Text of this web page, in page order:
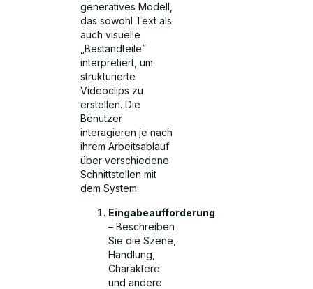
generatives Modell,
das sowohl Text als
auch visuelle
„Bestandteile”
interpretiert, um
strukturierte
Videoclips zu
erstellen. Die
Benutzer
interagieren je nach
ihrem Arbeitsablauf
über verschiedene
Schnittstellen mit
dem System:
Eingabeaufforderung
– Beschreiben
Sie die Szene,
Handlung,
Charaktere
und andere